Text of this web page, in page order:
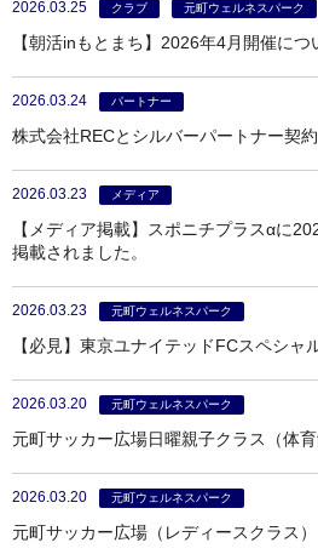
2026.03.25 クラブ 元町ウェルネスパーク
【朝活inもとまち】2026年4月開催につ
2026.03.24 パートナー
株式会社RECとシルバーパートナー契
2026.03.23 メディア
【メディア掲載】スポニチプラスαに
掲載されました。
2026.03.23 元町ウェルネスパーク
【必見】東京ユナイテッドFCスペシャ
2026.03.20 元町ウェルネスパーク
元町サッカー広場日曜親子クラス（体育
2026.03.20 元町ウェルネスパーク
元町サッカー広場（レディースクラス）